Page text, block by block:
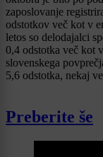
zaposlovanje
odstotkov več kot v
letos so delodajalci
0,4 odstotka več kot
slovenskega
5,6 odstotka, nekaj
Preberite še